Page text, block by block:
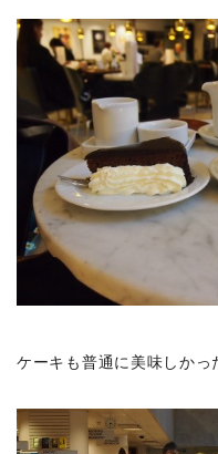
ケーキも普通に美味しかっ